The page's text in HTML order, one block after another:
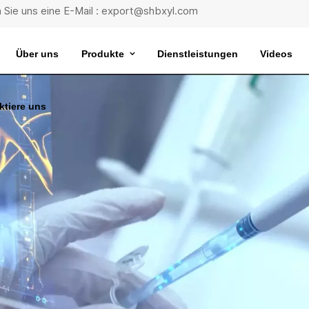
Sie uns eine E-Mail : export@shbxyl.com
Über uns Produkte Dienstleistungen Videos
uns